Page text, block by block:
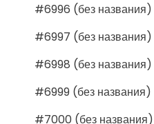
#6996 (без названия)
#6997 (без названия)
#6998 (без названия)
#6999 (без названия)
#7000 (без названия)